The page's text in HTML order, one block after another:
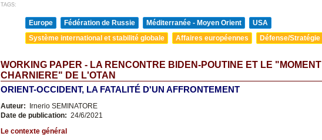
TAGS:
Europe Fédération de Russie Méditerranée - Moyen Orient
USA
Système international et stabilité globale
Affaires européennes Défense/Stratégie
WORKING PAPER - LA RENCONTRE BIDEN-POUTINE ET LE "MOMENT
CHARNIERE" DE L'OTAN
ORIENT-OCCIDENT, LA FATALITÉ D'UN AFFRONTEMENT
Auteur:
Irnerio SEMINATORE
Date de publication: 24/6/2021
Le contexte général